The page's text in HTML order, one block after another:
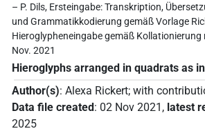
– P. Dils, Ersteingabe: Transkription,
und Grammatikkodierung gemäß Vorlage
Hieroglypheneingabe gemäß Kollationierung
Nov. 2021
Hieroglyphs arranged in quadrats as
Author(s): Alexa Rickert; with
Data file created: 02 Nov 2021 , latest
2025